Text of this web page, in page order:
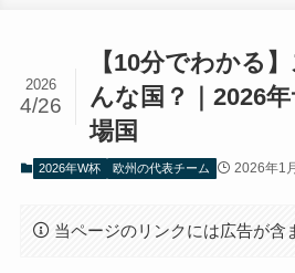
【10分でわかる
んな国？｜2026
場国
2026
4/26
2026年W杯 欧州の代表チーム 2026年1
当ページのリンクには広告が含